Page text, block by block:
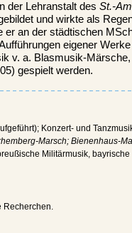
der Lehranstalt des St.-
und wirkte als
an der städtischen
eigener
v. a. Blasmusik-
gespielt werden.
Konzert- und
Marsch; Bienenhaus-
Militärmusik,
Recherchen.